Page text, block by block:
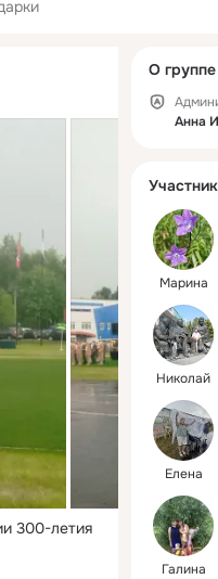
300-летия
колонка
О группе
Анна
Марина
Николай
Елена
Галина